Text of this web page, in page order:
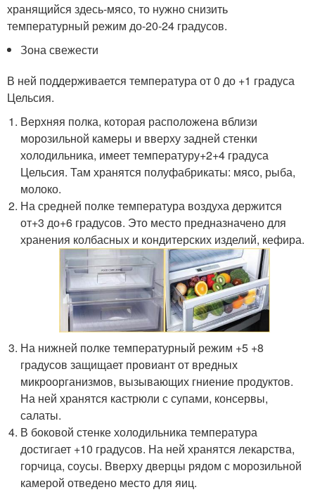
хранящийся здесь-мясо, то нужно снизить
температурный режим до-20-24 градусов.
Зона свежести
В ней поддерживается температура от 0 до +1 градуса
Цельсия.
Верхняя полка, которая расположена вблизи
морозильной камеры и вверху задней стенки
холодильника, имеет температуру+2+4 градуса
Цельсия. Там хранятся полуфабрикаты: мясо, рыба,
молоко.
На средней полке температура воздуха держится
от+3 до+6 градусов. Это место предназначено для
хранения колбасных и кондитерских изделий, кефира.
На нижней полке температурный режим +5 +8
градусов защищает провиант от вредных
микроорганизмов, вызывающих гниение продуктов.
На ней хранятся кастрюли с супами, консервы,
салаты.
В боковой стенке холодильника температура
достигает +10 градусов. На ней хранятся лекарства,
горчица, соусы. Вверху дверцы рядом с морозильной
камерой отведено место для яиц.